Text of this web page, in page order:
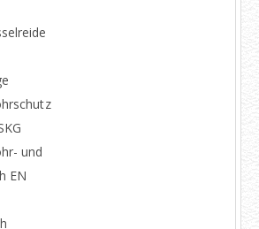
und
EN